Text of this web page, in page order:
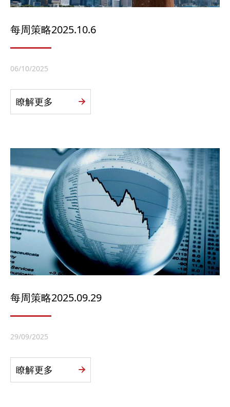
每周策略2025.10.6
06/10/2025
瞭解更多
每周策略2025.09.29
29/09/2025
瞭解更多